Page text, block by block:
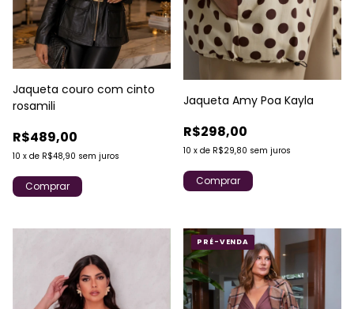
Jaqueta couro com cinto
rosamili
R$489,00
10 x de R$48,90 sem juros
Comprar
Jaqueta Amy Poa Kayla
R$298,00
10 x de R$29,80 sem juros
Comprar
PRÉ-VENDA